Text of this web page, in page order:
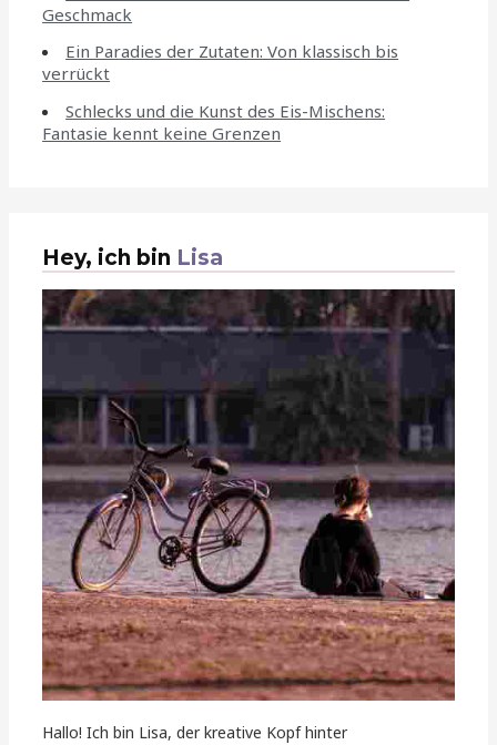
Geschmack
Ein Paradies der Zutaten: Von klassisch bis
verrückt
Schlecks und die Kunst des Eis-Mischens:
Fantasie kennt keine Grenzen
Hey, ich bin Lisa
Hallo! Ich bin Lisa, der kreative Kopf hinter